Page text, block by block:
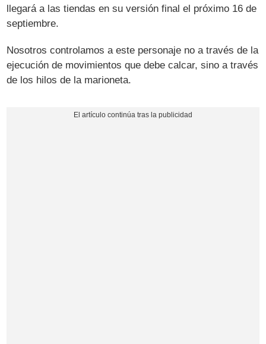
llegará a las tiendas en su versión final el próximo 16 de
septiembre.
Nosotros controlamos a este personaje no a través de la
ejecución de movimientos que debe calcar, sino a través
de los hilos de la marioneta.